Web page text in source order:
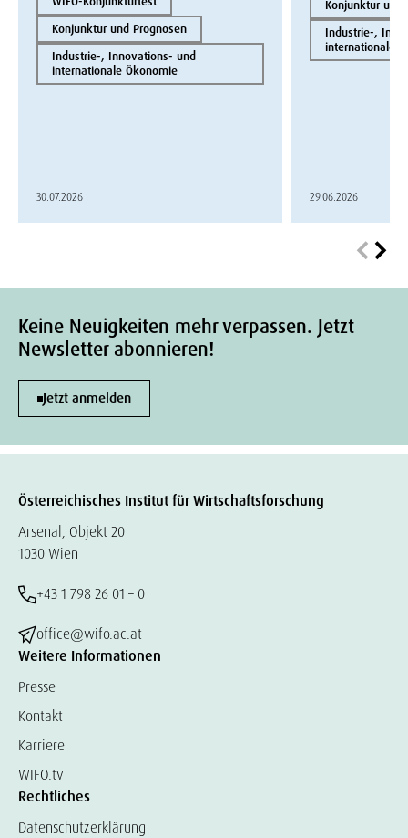
Konjunktur und Prognosen
Industrie-, Innovations- und
internationale Ökonomie
30.07.2026
Konjunktur und
Industrie-,
internationale
29.06.2026
Keine Neuigkeiten mehr verpassen. Jetzt
Newsletter abonnieren!
Jetzt anmelden
Österreichisches Institut für Wirtschaftsforschung
Arsenal, Objekt 20
1030 Wien
+43 1 798 26 01 – 0
office@wifo.ac.at
Weitere Informationen
Presse
Kontakt
Karriere
WIFO.tv
Rechtliches
Datenschutzerklärung